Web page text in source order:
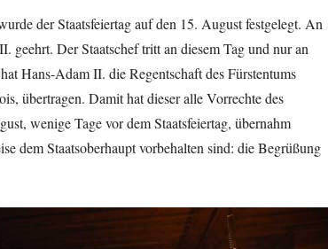
der Staatsfeiertag auf den 15. August festgelegt. An
geehrt. Der Staatschef tritt an diesem Tag und nur an
Hans-Adam II. die Regentschaft des Fürstentums
übertragen. Damit hat dieser alle Vorrechte des
wenige Tage vor dem Staatsfeiertag, übernahm
dem Staatsoberhaupt vorbehalten sind: die Begrüßung